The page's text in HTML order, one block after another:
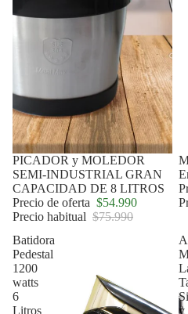
Oferta
PICADOR y MOLEDOR
SEMI-INDUSTRIAL GRAN
CAPACIDAD DE 8 LITROS
Precio de oferta $54.990
Precio habitual $75.990
Batidora
Pedestal
1200
watts
6
Litros
y